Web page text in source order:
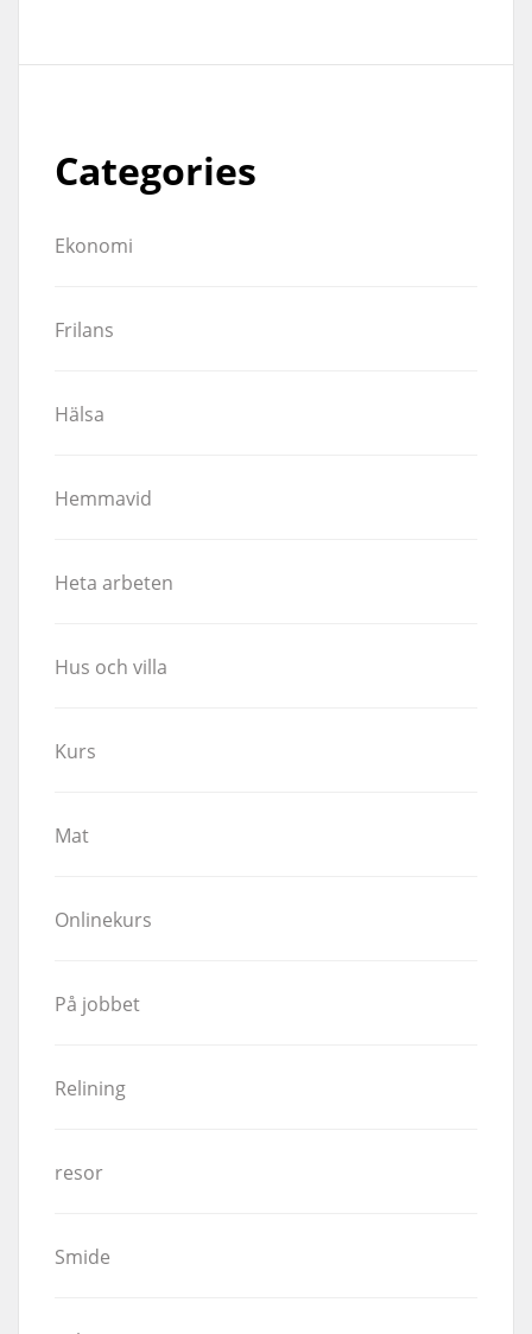
Categories
Ekonomi
Frilans
Hälsa
Hemmavid
Heta arbeten
Hus och villa
Kurs
Mat
Onlinekurs
På jobbet
Relining
resor
Smide